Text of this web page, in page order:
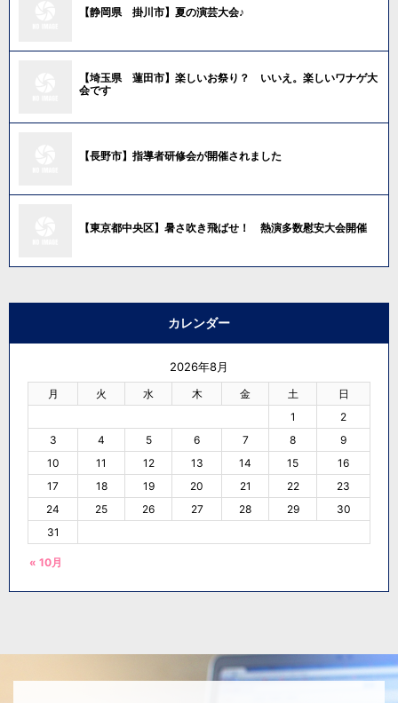
【静岡県 掛川市】夏の演芸大会♪
【埼玉県 蓮田市】楽しいお祭り？ いいえ。楽しいワナゲ大
会です
【長野市】指導者研修会が開催されました
【東京都中央区】暑さ吹き飛ばせ！ 熱演多数慰安大会開催
カレンダー
2026年8月
月 火 水 木 金 土 日
« 10月
1
2
3
4 5 6 7 8
9
10
11 12 13 14 15
16
17
18 19 20 21 22
23
24
25 26 27 28 29
30
31